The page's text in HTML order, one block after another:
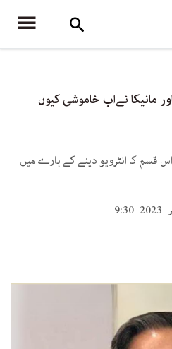
مانیکا نےاب خاموشی کیوں
قسم کا انٹرویو دینے کے بارے میں